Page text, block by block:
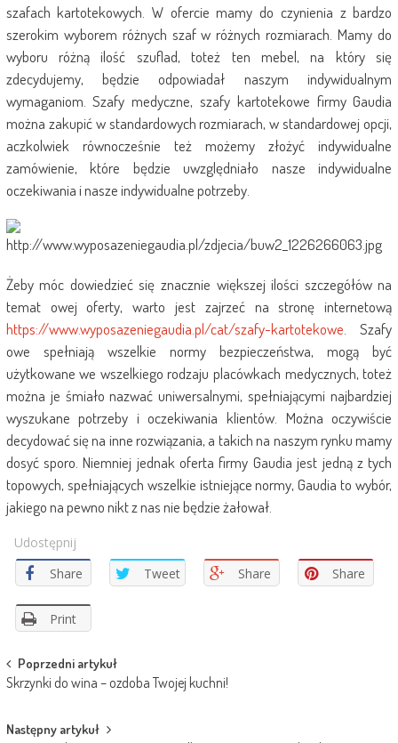
szafach kartotekowych. W ofercie mamy do czynienia z bardzo
szerokim wyborem różnych szaf w różnych rozmiarach. Mamy do
wyboru różną ilość szuflad, toteż ten mebel, na który się
zdecydujemy, będzie odpowiadał naszym indywidualnym
wymaganiom. Szafy medyczne, szafy kartotekowe firmy Gaudia
można zakupić w standardowych rozmiarach, w standardowej opcji,
aczkolwiek równocześnie też możemy złożyć indywidualne
zamówienie, które będzie uwzględniało nasze indywidualne
oczekiwania i nasze indywidualne potrzeby.
Żeby móc dowiedzieć się znacznie większej ilości szczegółów na
temat owej oferty, warto jest zajrzeć na stronę internetową
https://www.wyposazeniegaudia.pl/cat/szafy-kartotekowe . Szafy
owe spełniają wszelkie normy bezpieczeństwa, mogą być
użytkowane we wszelkiego rodzaju placówkach medycznych, toteż
można je śmiało nazwać uniwersalnymi, spełniającymi najbardziej
wyszukane potrzeby i oczekiwania klientów. Można oczywiście
decydować się na inne rozwiązania, a takich na naszym rynku mamy
dosyć sporo. Niemniej jednak oferta firmy Gaudia jest jedną z tych
topowych, spełniających wszelkie istniejące normy, Gaudia to wybór,
jakiego na pewno nikt z nas nie będzie żałował.
Udostępnij
Share
Tweet Share Share
Print
Post
navigation
Poprzedni artykuł
Skrzynki do wina – ozdoba Twojej kuchni!
Następny artykuł